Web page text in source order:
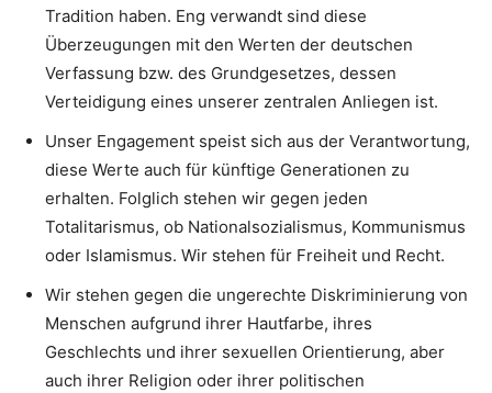
Tradition haben. Eng verwandt sind diese
Überzeugungen mit den Werten der deutschen
Verfassung bzw. des Grundgesetzes, dessen
Verteidigung eines unserer zentralen Anliegen ist.
Unser Engagement speist sich aus der Verantwortung,
diese Werte auch für künftige Generationen zu
erhalten. Folglich stehen wir gegen jeden
Totalitarismus, ob Nationalsozialismus, Kommunismus
oder Islamismus. Wir stehen für Freiheit und Recht.
Wir stehen gegen die ungerechte Diskriminierung von
Menschen aufgrund ihrer Hautfarbe, ihres
Geschlechts und ihrer sexuellen Orientierung, aber
auch ihrer Religion oder ihrer politischen